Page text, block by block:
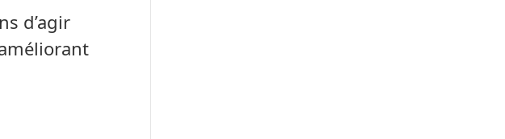
d’agir